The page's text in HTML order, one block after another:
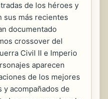
de los héroes y
sus más recientes
documentado
crossover del
Civil II e Imperio
aparecen
de los mejores
acompañados de